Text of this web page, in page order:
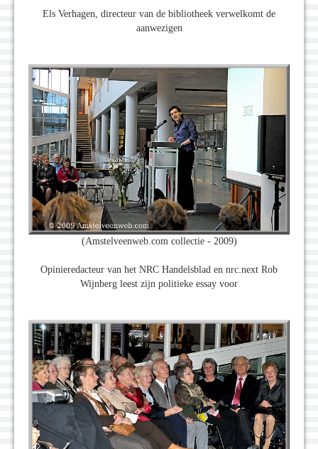
Els Verhagen, directeur van de bibliotheek verwelkomt de
aanwezigen
(Amstelveenweb.com collectie - 2009)
Opinieredacteur van het NRC Handelsblad en nrc.next Rob
Wijnberg leest zijn politieke essay voor